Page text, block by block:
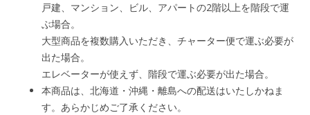
戸建、マンション、ビル、アパートの2階以上を階段で運
ぶ場合。
大型商品を複数購入いただき、チャーター便で運ぶ必要が
出た場合。
エレベーターが使えず、階段で運ぶ必要が出た場合。
本商品は、北海道・沖縄・離島への配送はいたしかねま
す。あらかじめご了承ください。